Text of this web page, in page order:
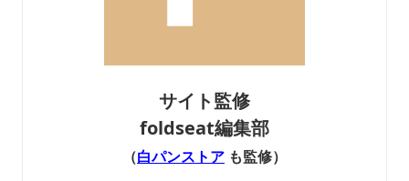
サイト監修
foldseat編集部
（白パンストア も監修）